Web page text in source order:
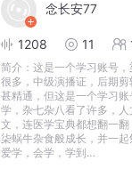
念长安77
1208 11
简介： 这是一个学习账号
很多，中级演播证，后期
甚精通，但这是一个学习
学，杂七杂八看了许多，
文，连医学宝典都想翻一
柒蜗牛杂食般成长，并一起
爱学，会学，学到…